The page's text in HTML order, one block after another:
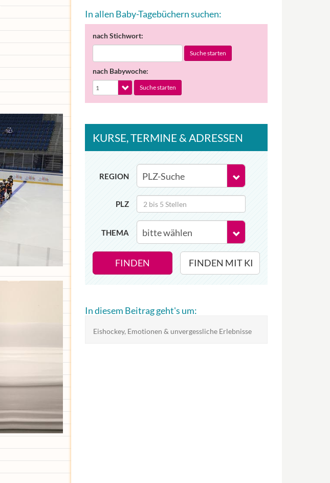
In allen Baby-Tagebüchern suchen:
nach Stichwort:
Suche starten
nach Babywoche:
Suche starten
KURSE, TERMINE & ADRESSEN
REGION
PLZ
THEMA
FINDEN FINDEN MIT KI
In diesem Beitrag geht's um:
Eishockey, Emotionen & unvergessliche Erlebnisse